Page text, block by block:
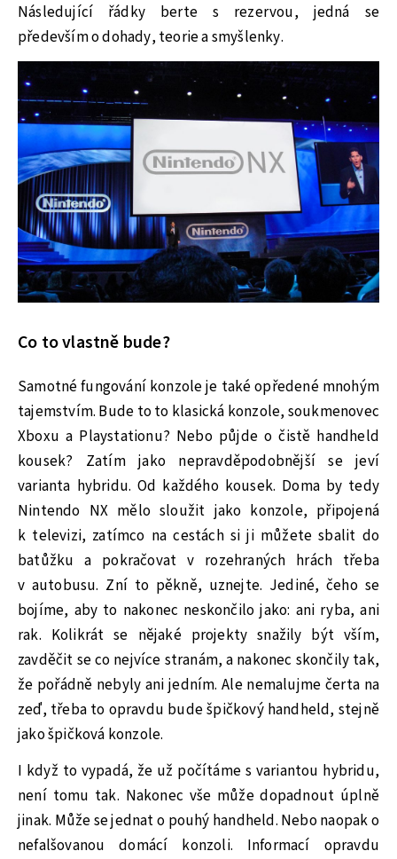
Následující řádky berte s rezervou, jedná se
především o dohady, teorie a smyšlenky.
Co to vlastně bude?
Samotné fungování konzole je také opředené mnohým
tajemstvím. Bude to to klasická konzole, soukmenovec
Xboxu a Playstationu? Nebo půjde o čistě handheld
kousek? Zatím jako nepravděpodobnější se jeví
varianta hybridu. Od každého kousek. Doma by tedy
Nintendo NX mělo sloužit jako konzole, připojená
k televizi, zatímco na cestách si ji můžete sbalit do
batůžku a pokračovat v rozehraných hrách třeba
v autobusu. Zní to pěkně, uznejte. Jediné, čeho se
bojíme, aby to nakonec neskončilo jako: ani ryba, ani
rak. Kolikrát se nějaké projekty snažily být vším,
zavděčit se co nejvíce stranám, a nakonec skončily tak,
že pořádně nebyly ani jedním. Ale nemalujme čerta na
zeď, třeba to opravdu bude špičkový handheld, stejně
jako špičková konzole.
I když to vypadá, že už počítáme s variantou hybridu,
není tomu tak. Nakonec vše může dopadnout úplně
jinak. Může se jednat o pouhý handheld. Nebo naopak o
nefalšovanou domácí konzoli. Informací opravdu